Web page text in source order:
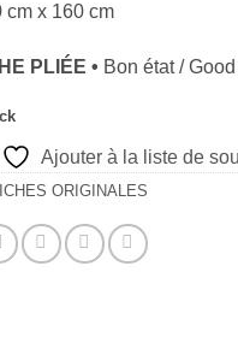
cm x 160 cm
PLIÉE • Bon état /
Ajouter à la liste de
ORIGINALES